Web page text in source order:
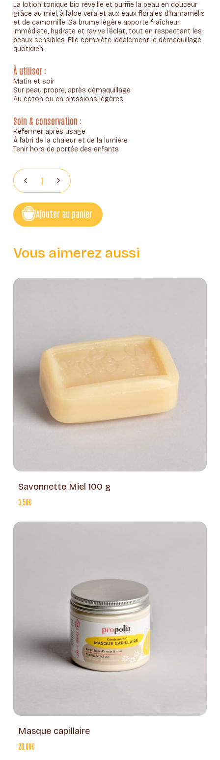
La lotion tonique bio réveille et purifie la peau en douceur
grâce au miel, à l’aloe vera et aux eaux florales d’hamamélis
et de camomille. Sa brume légère apporte fraîcheur
immédiate, hydrate et ravive l’éclat, tout en respectant les
peaux sensibles. Elle complète idéalement le démaquillage
quotidien.
À utiliser :
Matin et soir
Sur peau propre, après démaquillage
Au coton ou en pressions légères
Soin & conservation :
Refermer après usage
À l’abri de la chaleur et de la lumière
Tenir hors de portée des enfants
Ajouter au panier
Vous aimerez aussi
Savonnette Miel 100 g
3,50€
Masque capillaire
20,00€